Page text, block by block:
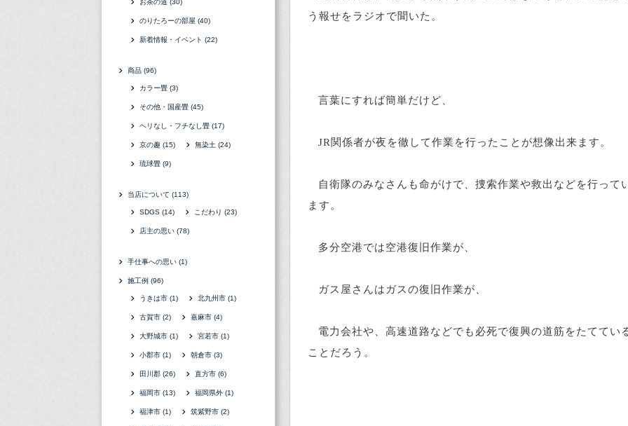
う報せをラジオで聞いた。
言葉にすれば簡単だけど、
JR関係者が夜を徹して作業を行ったことが想像出来ます。
自衛隊のみなさんも命がけで、捜索作業や救出などを行って
ます。
多分空港では空港復旧作業が、
ガス屋さんはガスの復旧作業が、
電力会社や、高速道路などでも必死で復興の道筋をたててい
ことだろう。
お茶の道(30)
のりたろーの部屋(40)
新着情報・イベント(22)
商品(96)
カラー畳(3)
その他・国産畳(45)
ヘリなし・フチなし畳(17)
京の趣(15) 無染土(24)
琉球畳(9)
当店について(113)
SDGS(14) こだわり(23)
店主の思い(78)
手仕事への思い(1)
施工例(96)
うきは市(1) 北九州市(1)
古賀市(2) 嘉麻市(4)
大野城市(1) 宮若市(1)
小郡市(1) 朝倉市(3)
田川郡(26) 直方市(6)
福岡市(13) 福岡県外(1)
福津市(1) 筑紫野市(2)